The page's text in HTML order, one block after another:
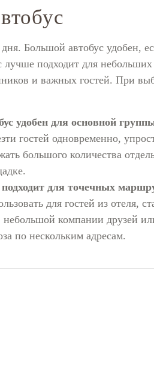
Большой автобус удобен,
подходит для небольших
и важных гостей. При
удобен для основной
гостей одновременно,
большого количества
для точечных
для гостей из отеля,
небольшой компании друзей
по нескольким адресам.